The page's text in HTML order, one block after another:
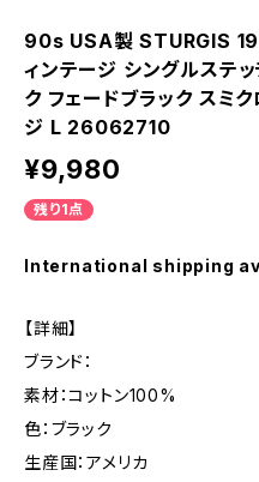
90s USA製 STURGIS
ィンテージ シングルステ
ク フェードブラック スミ
ジ L 26062710
¥9,980
残り1点
International shipping
【詳細】
ブランド：
素材：コットン100%
色：ブラック
生産国：アメリカ